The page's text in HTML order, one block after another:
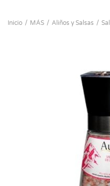
Inicio MÁS Aliños y Salsas